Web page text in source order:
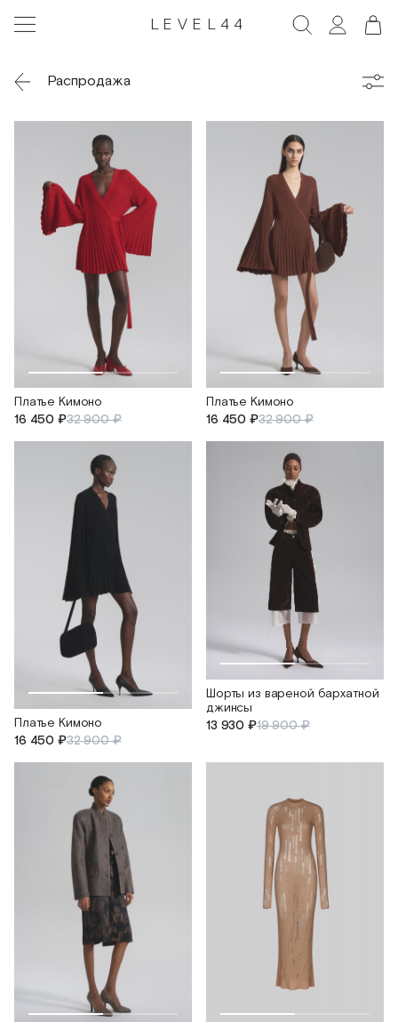
LEVEL44
Распродажа
Платье Кимоно
16 450 ₽32 900 ₽
Платье Кимоно
16 450 ₽32 900 ₽
Платье Кимоно
16 450 ₽32 900 ₽
Шорты из вареной бархатной
джинсы
13 930 ₽19 900 ₽